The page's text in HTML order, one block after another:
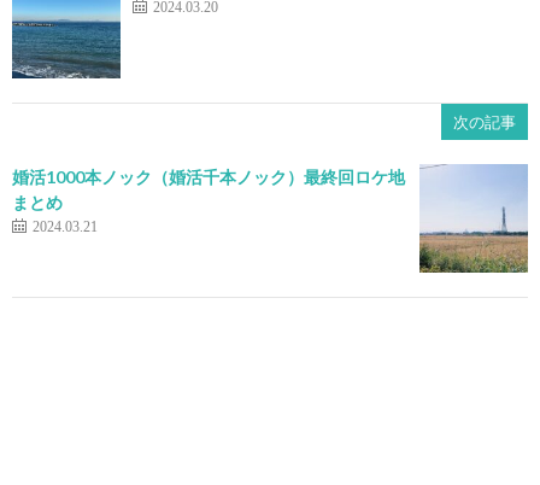
2024.03.20
次の記事
婚活1000本ノック（婚活千本ノック）最終回ロケ地
まとめ
2024.03.21